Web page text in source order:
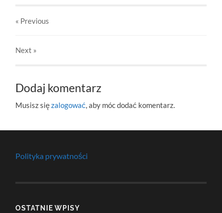
« Previous
Next »
Dodaj komentarz
Musisz sięzalogować, aby móc dodać komentarz.
Polityka prywatności
OSTATNIE WPISY